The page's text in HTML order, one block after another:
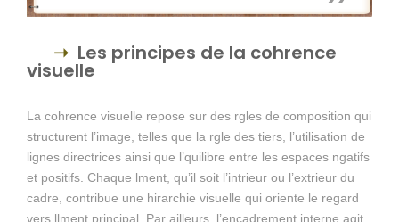
Les principes de la cohrence
visuelle
La cohrence visuelle repose sur des rgles de composition qui
structurent l’image, telles que la rgle des tiers, l’utilisation de
lignes directrices ainsi que l’quilibre entre les espaces ngatifs
et positifs. Chaque lment, qu’il soit l’intrieur ou l’extrieur du
cadre, contribue une hirarchie visuelle qui oriente le regard
vers llment principal. Par ailleurs, l’encadrement interne agit